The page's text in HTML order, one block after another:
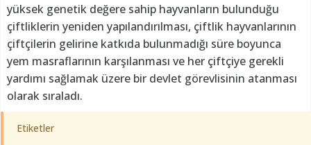
yüksek genetik değere sahip hayvanların bulunduğu
çiftliklerin yeniden yapılandırılması, çiftlik hayvanlarının
çiftçilerin gelirine katkıda bulunmadığı süre boyunca
yem masraflarının karşılanması ve her çiftçiye gerekli
yardımı sağlamak üzere bir devlet görevlisinin atanması
olarak sıraladı.
Etiketler